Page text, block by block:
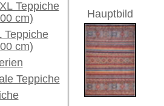
Preis (inkl. MwSt.): € 1.810
Voraussichtliche Lieferzeit:
4 - 8 Werktage
in Warenkorb